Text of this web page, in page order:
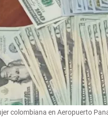
colombiana en Aeropuerto